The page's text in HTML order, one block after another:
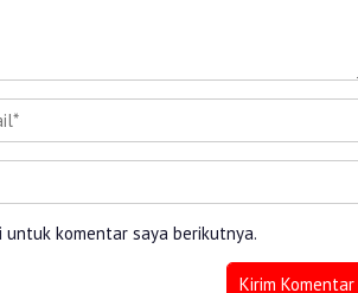
untuk komentar saya berikutnya.